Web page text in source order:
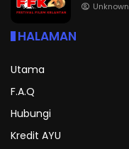
Unknown
HALAMAN
Utama
F.A.Q
Hubungi
Kredit AYU